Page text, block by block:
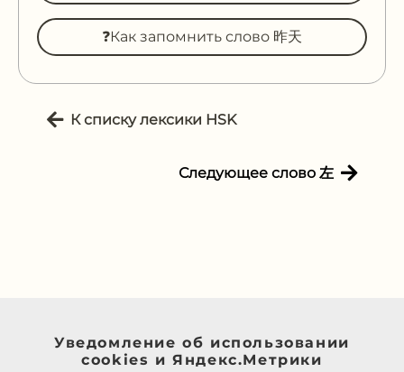
❓Как запомнить слово 昨天
К списку лексики HSK
Следующее слово 左
Уведомление об использовании
cookies и Яндекс.Метрики